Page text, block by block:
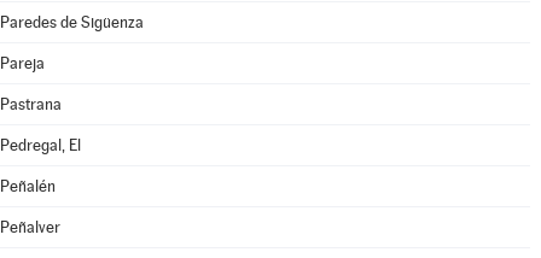
Paredes de Sigüenza
Pareja
Pastrana
Pedregal, El
Peñalén
Peñalver